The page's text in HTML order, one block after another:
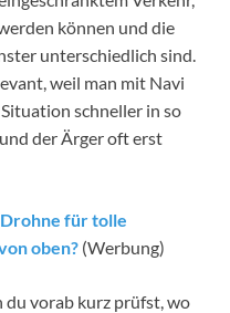
können und die
unterschiedlich sind.
weil man mit Navi
schneller in so
der Ärger oft erst
für tolle
oben? (Werbung)
du vorab kurz prüfst, wo